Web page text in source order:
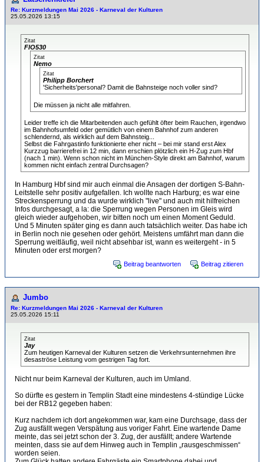
Re: Kurzmeldungen Mai 2026 - Karneval der Kulturen
25.05.2026 13:15
Zitat
FlO530
Zitat
Nemo
Zitat
Philipp Borchert
'Sicherheits'personal? Damit die Bahnsteige noch voller sind?
Die müssen ja nicht alle mitfahren.
Leider treffe ich die Mitarbeitenden auch gefühlt öfter beim Rauchen, irgendwo
im Bahnhofsumfeld oder gemütlich von einem Bahnhof zum anderen
schlendernd, als wirklich auf dem Bahnsteig...
Selbst die Fahrgastinfo funktionierte eher nicht – bei mir stand erst Alex
Kurzzug barrierefrei in 12 min, dann erschien plötzlich ein H-Zug zum Hbf
(nach 1 min). Wenn schon nicht im München-Style direkt am Bahnhof, warum
kommen nicht einfach zentral Durchsagen?
In Hamburg Hbf sind mir auch einmal die Ansagen der dortigen S-Bahn-
Leitstelle sehr positiv aufgefallen. Ich wollte nach Harburg; es war eine
Streckensperrung und da wurde wirklich "live" und auch mit hilfreichen
Infos durchgesagt, a la: die Sperrung wegen Personen im Gleis wird
gleich wieder aufgehoben, wir bitten noch um einen Moment Geduld.
Und 5 Minuten später ging es dann auch tatsächlich weiter. Das habe ich
in Berlin noch nie gesehen oder gehört. Meistens umfährt man dann die
Sperrung weitläufig, weil nicht absehbar ist, wann es weitergeht - in 5
Minuten oder erst morgen?
Beitrag beantworten Beitrag zitieren
Jumbo
Re: Kurzmeldungen Mai 2026 - Karneval der Kulturen
25.05.2026 15:11
Zitat
Jay
Zum heutigen Karneval der Kulturen setzen die Verkehrsunternehmen ihre
desaströse Leistung vom gestrigen Tag fort.
Nicht nur beim Karneval der Kulturen, auch im Umland.
So dürfte es gestern in Templin Stadt eine mindestens 4-stündige Lücke
bei der RB12 gegeben haben:
Kurz nachdem ich dort angekommen war, kam eine Durchsage, dass der
Zug ausfällt wegen Verspätung aus voriger Fahrt. Eine wartende Dame
meinte, das sei jetzt schon der 3. Zug, der ausfällt; andere Wartende
meinten, dass sie auf dem Hinweg auch in Templin „rausgeschmissen“
worden seien.